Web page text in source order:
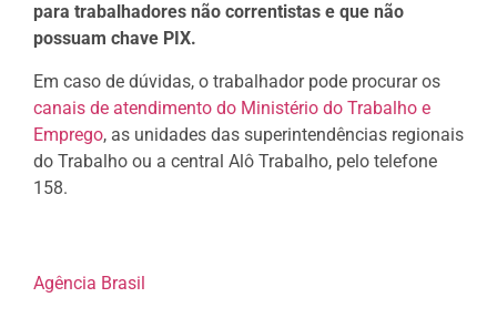
para trabalhadores não correntistas e que não
possuam chave PIX.
Em caso de dúvidas, o trabalhador pode procurar os
canais de atendimento do Ministério do Trabalho e
Emprego, as unidades das superintendências regionais
do Trabalho ou a central Alô Trabalho, pelo telefone
158.
Agência Brasil